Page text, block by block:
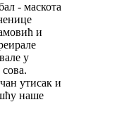
- маскота
и
у
утисак и
наше